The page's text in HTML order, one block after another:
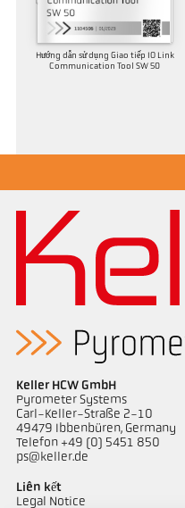
Hướng dẫn sử dụng Giao tiếp IO Link
Communication Tool SW 50
Keller HCW GmbH
Pyrometer Systems
Carl-Keller-Straße 2-10
49479 Ibbenbüren, Germany
Telefon +49 (0) 5451 850
ps@keller.de
Liên kết
Legal Notice